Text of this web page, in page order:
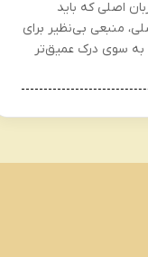
اصلی که باید
منبعی بی‌نظیر برای
به سوی درک عمیق‌تر